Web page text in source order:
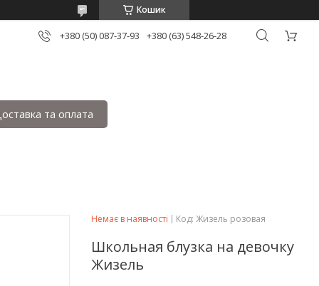
Кошик
+380 (50) 087-37-93 +380 (63) 548-26-28
та оплата
Немає в наявності Код: Жизель розовая
Школьная блузка на девочку
Жизель